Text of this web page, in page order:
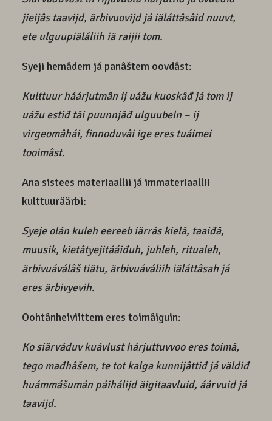
jieijâs taavijd, ärbivuovijd já iäláttâsâid nuuvt,
ete ulguupiäláliih iä raijii tom.
Syeji hemâdem já panâštem oovdâst:
Kulttuur háárjutmân ij uážu kuoskâđ já tom ij
uážu estiđ tâi puunnjâđ ulguubeln – ij
virgeomâhái, finnoduvâi ige eres tuáimei
tooimâst.
Ana sistees materiaallii já immateriaallii
kulttuuräärbi:
Syeje olán kuleh eereeb iärrás kielâ, taaiđâ,
muusik, kietâtyejitááiđuh, juhleh, ritualeh,
ärbivuáválâš tiätu, ärbivuáváliih iäláttâsah já
eres ärbivyevih.
Oohtânheiviittem eres toimâiguin:
Ko siärváduv kuávlust hárjuttuvvoo eres toimâ,
tego mađhâšem, te tot kalga kunnijâttiđ já väldiđ
huámmášumán páihálijd äigitaavluid, áárvuid já
taavijd.